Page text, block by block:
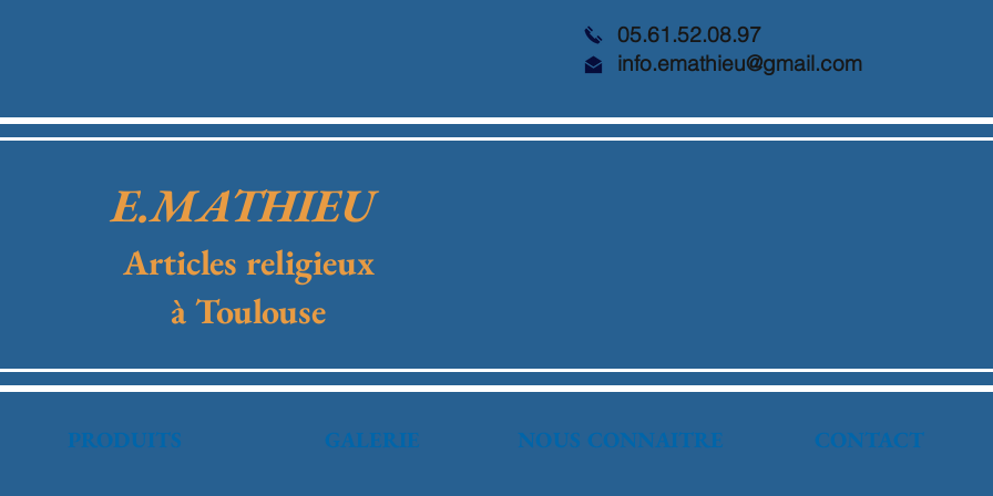
05.61.52.08.97
info.emathieu@gmail.com
E.MATHIEU
Articles religieux
à Toulouse
PRODUITS GALERIE NOUS CONNAITRE CONTACT